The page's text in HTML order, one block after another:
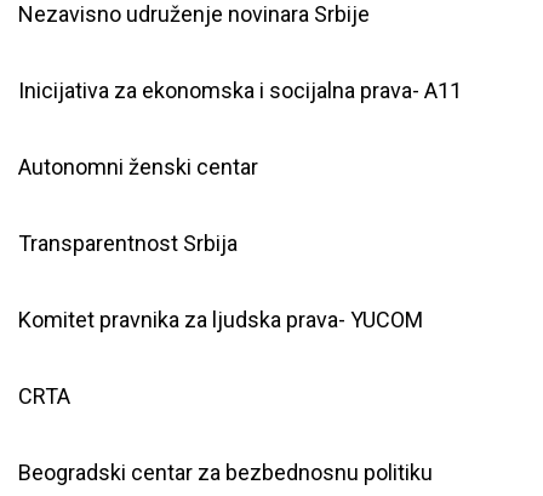
Nezavisno udruženje novinara Srbije
Inicijativa za ekonomska i socijalna prava- A11
Autonomni ženski centar
Transparentnost Srbija
Komitet pravnika za ljudska prava- YUCOM
CRTA
Beogradski centar za bezbednosnu politiku